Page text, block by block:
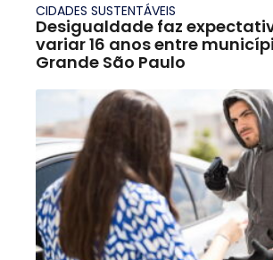
CIDADES SUSTENTÁVEIS
Desigualdade faz
variar 16 anos entre
Grande São Paulo